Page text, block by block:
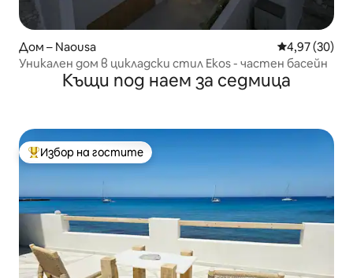
Дом – Naousa Средна
4,97 (30)
Уникален дом в цикладски стил Ekos - частен басейн
Къщи под наем за седмица
Най-популярен избор на гостите
Избор на гостите